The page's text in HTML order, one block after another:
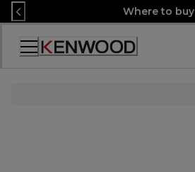
Skip
to
Content
Where to buy
Декларация